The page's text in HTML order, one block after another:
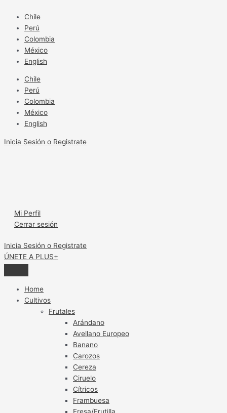
contenido
Chile
Perú
Colombia
México
English
Chile
Perú
Colombia
México
English
Inicia Sesión o Registrate
Mi Perfil
Cerrar sesión
Inicia Sesión o Registrate
ÚNETE A PLUS+
Home
Cultivos
Frutales
Arándano
Avellano Europeo
Banano
Carozos
Cereza
Ciruelo
Cítricos
Frambuesa
Fresa/Frutilla
fresca
que
una
lechuga